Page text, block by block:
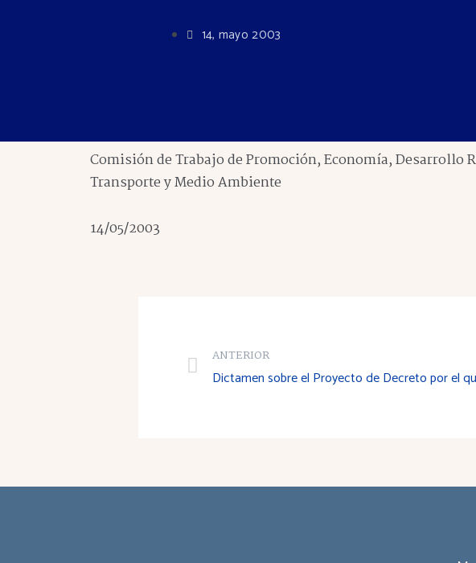
14, mayo 2003
Comisión de Trabajo de Promoción, Economía,
Transporte y Medio Ambiente
14/05/2003
ANTERIOR